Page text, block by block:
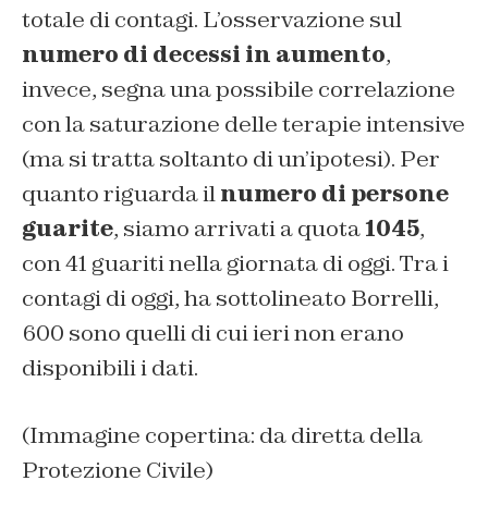
totale di contagi. L’osservazione sul
numero di decessi in aumento,
invece, segna una possibile correlazione
con la saturazione delle terapie intensive
(ma si tratta soltanto di un’ipotesi). Per
quanto riguarda ilnumero di persone
guarite, siamo arrivati a quota1045,
con 41 guariti nella giornata di oggi. Tra i
contagi di oggi, ha sottolineato Borrelli,
600 sono quelli di cui ieri non erano
disponibili i dati.
(Immagine copertina: da diretta della
Protezione Civile)